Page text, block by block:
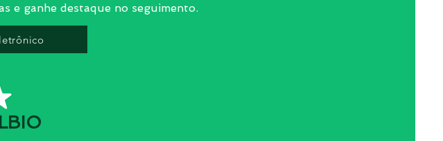
e ganhe destaque no seguimento.